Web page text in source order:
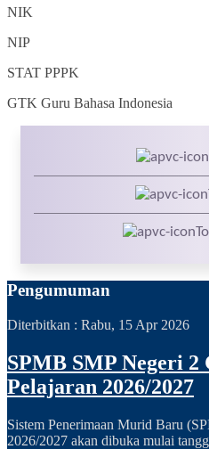
NIK
NIP
STAT PPPK
GTK Guru Bahasa Indonesia
Pengumuman
Diterbitkan : Rabu, 15 Apr 2026
SPMB SMP Negeri 2
Pelajaran 2026/2027
Sistem Penerimaan Murid Baru
2026/2027 akan dibuka mulai